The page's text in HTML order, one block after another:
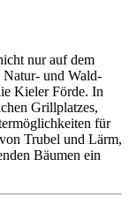
nur auf dem
Natur- und Wald-
Kieler Förde. In
Grillplatzes,
für
Trubel und Lärm,
Bäumen ein